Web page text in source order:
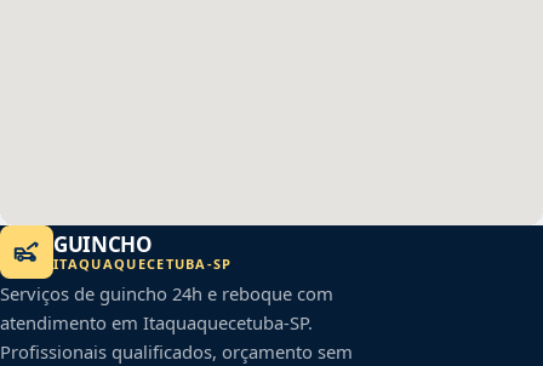
GUINCHO
ITAQUAQUECETUBA -SP
Serviços de guincho 24h e reboque com
atendimento em Itaquaquecetuba-SP.
Profissionais qualificados, orçamento sem